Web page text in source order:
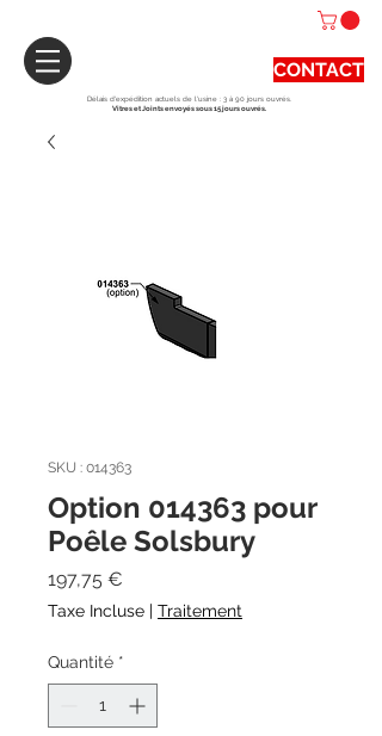
CONTACT
Délais d'expédition actuels de l'usine : 3 à 90 jours ouvrés.
Vitres et Joints envoyés sous 15 jours ouvrés.
SKU : 014363
Option 014363 pour
Poêle Solsbury
197,75 €
Taxe Incluse | Traitement
Quantité *